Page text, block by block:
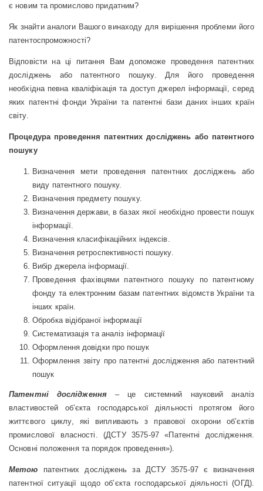
є новим та промислово придатним?
Як знайти аналоги Вашого винаходу для вирішення проблеми його
патентоспроможності?
Відповісти на ці питання Вам допоможе проведення патентних
досліджень або патентного пошуку. Для його проведення
необхідна певна кваліфікація та доступ джерел інформації, серед
яких патентні фонди України та патентні бази даних інших країн
світу.
Процедура проведення патентних досліджень або патентного
пошуку
Визначення мети проведення патентних досліджень або
виду патентного пошуку.
Визначення предмету пошуку.
Визначення держави, в базах якої необхідно провести пошук
інформації.
Визначення класифікаційних індексів.
Визначення ретроспективності пошуку.
Вибір джерела інформації.
Проведення фахівцями патентного пошуку по патентному
фонду та електронним базам патентних відомств України та
інших країн.
Обробка відібраної інформації
Систематизація та аналіз інформації
Оформлення довідки про пошук
Оформлення звіту про патентні дослідження або патентний
пошук
Патентні дослідження – це системний науковий аналіз
властивостей об’єкта господарської діяльності протягом його
життєвого циклу, які випливають з правової охорони об’єктів
промислової власності. (ДСТУ 3575-97 «Патентні дослідження.
Основні положення та порядок проведення»).
Метою патентних досліджень за ДСТУ 3575-97 є визначення
патентної ситуації щодо об’єкта господарської діяльності (ОГД).